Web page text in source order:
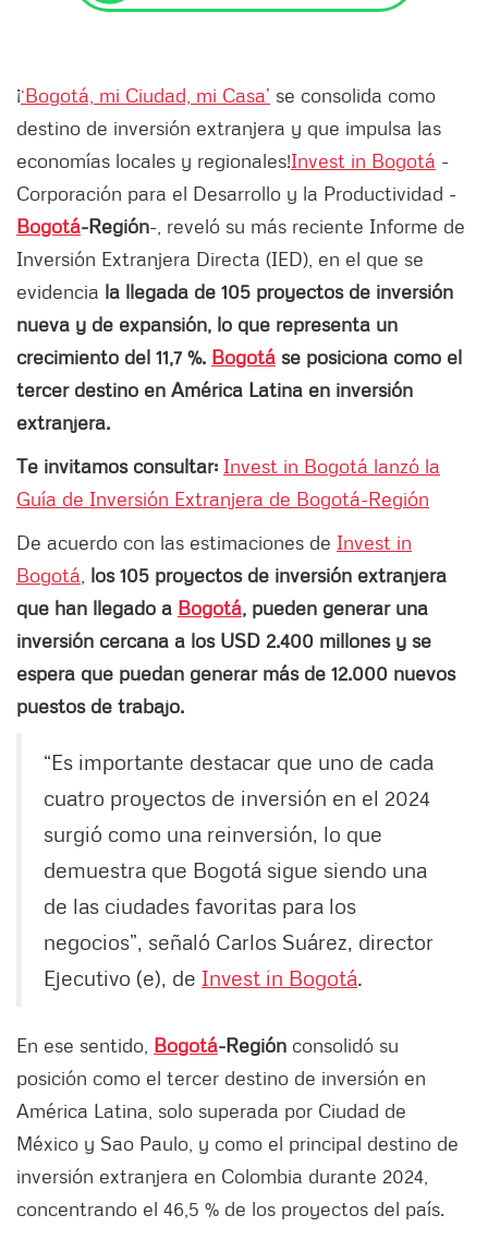
¡‘Bogotá, mi Ciudad, mi Casa’ se consolida como
destino de inversión extranjera y que impulsa las
economías locales y regionales!Invest in Bogotá -
Corporación para el Desarrollo y la Productividad -
Bogotá-Región-, reveló su más reciente Informe de
Inversión Extranjera Directa (IED), en el que se
evidencia la llegada de 105 proyectos de inversión
nueva y de expansión, lo que representa un
crecimiento del 11,7 %. Bogotá se posiciona como el
tercer destino en América Latina en inversión
extranjera.
Te invitamos consultar: Invest in Bogotá lanzó la
Guía de Inversión Extranjera de Bogotá-Región
De acuerdo con las estimaciones de Invest in
Bogotá los 105 proyectos de inversión extranjera
que han llegado a Bogotá, pueden generar una
inversión cercana a los USD 2.400 millones y se
espera que puedan generar más de 12.000 nuevos
puestos de trabajo.
“Es importante destacar que uno de cada
cuatro proyectos de inversión en el 2024
surgió como una reinversión, lo que
demuestra que Bogotá sigue siendo una
de las ciudades favoritas para los
negocios”, señaló Carlos Suárez, director
Ejecutivo (e), de Invest in Bogotá.
En ese sentido, Bogotá-Región consolidó su
posición como el tercer destino de inversión en
América Latina, solo superada por Ciudad de
México y Sao Paulo, y como el principal destino de
inversión extranjera en Colombia durante 2024,
concentrando el 46,5 % de los proyectos del país.